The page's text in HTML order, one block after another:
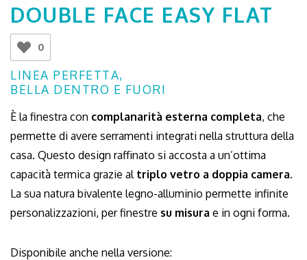
DOUBLE FACE EASY FLAT
0
LINEA PERFETTA,
BELLA DENTRO E FUORI
È la finestra con complanarità esterna completa, che
permette di avere serramenti integrati nella struttura della
casa. Questo design raffinato si accosta a un’ottima
capacità termica grazie al triplo vetro a doppia camera.
La sua natura bivalente legno-alluminio permette infinite
personalizzazioni, per finestre su misura e in ogni forma.
Disponibile anche nella versione: